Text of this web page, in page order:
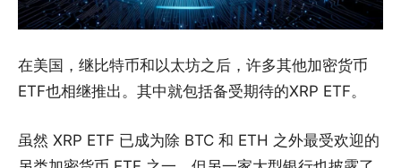
在美国，继比特币和以太坊之后，许多其他加密货币
ETF也相继推出。其中就包括备受期待的XRP ETF。
虽然 XRP ETF 已成为除 BTC 和 ETH 之外最受欢迎的